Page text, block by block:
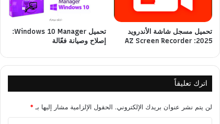
تحميل مسجل شاشة الأندرويد
2025: AZ Screen Recorder
تحميل Windows 10 Manager:
إصلاح وصيانة فعّالة
اترك تعليقاً
لن يتم نشر عنوان بريدك الإلكتروني. الحقول الإلزامية مشار إليها بـ *